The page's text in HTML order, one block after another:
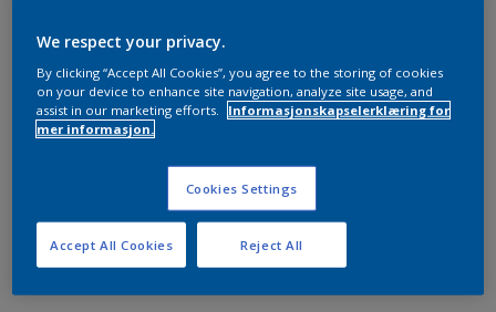
10L
Finn en forhandler
We respect your privacy.
By clicking “Accept All Cookies”, you agree to the storing of cookies
on your device to enhance site navigation, analyze site usage, and
assist in our marketing efforts.
Informasjonskapselerklæring for
mer informasjon.
Cookies Settings
Reject All
Accept All Cookies